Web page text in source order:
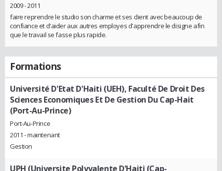
2009 - 2011
faire reprendre le studio son charme et ses client avec beaucoup de
confiance et d'aider aux autres employes d'apprendre le disigne afin
que le travail se fasse plus rapide.
Formations
Université D'Etat D'Haiti (UEH), Faculté De Droit Des
Sciences Economiques Et De Gestion Du Cap-Hait
(Port-Au-Prince)
Port-Au-Prince
2011 - maintenant
Gestion
UPH (Universite Polyvalente D'Haiti (Cap-